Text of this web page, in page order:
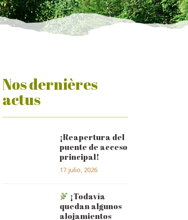
Nos dernières
actus
¡Reapertura del
puente de acceso
principal!
17 julio, 2026
¡Todavía
quedan algunos
alojamientos